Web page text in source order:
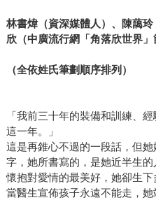
林書煒（資深媒體人）、陳藹
欣（中廣流行網「角落欣世界」
（全依姓氏筆劃順序排列）
「我前三十年的裝備和訓練、
這一年。」
這是再錐心不過的一段話，但
字，她所書寫的，是她近半生的
懷抱對愛情的最美好，她卻生下
當醫生宣佈孩子永遠不能走，